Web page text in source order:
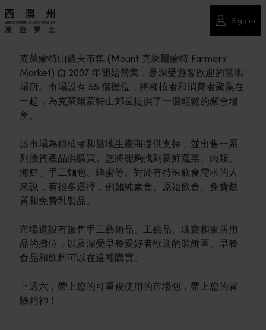
Sign in
克萊蒙特山農夫市集 (Mount 克萊爾蒙特 Farmers'
Market) 自 2007 年開始營業，是深受遊客歡迎的當地
場所。市場設有 55 個攤位，將種植者和消費者聚集在
一起，為克萊爾蒙特山郊區提供了一個輕鬆的聚會場
所。
該市場為種植者和當地生產商提供支持，並出售一系
列優質產品供購買。您將能夠找到新鮮蔬菜、肉類、
海鮮、手工麵包、蜂蜜等。對於有特殊飲食需求的人
來說，有很多選擇，例如純素食、原始飲食、免費麩
質和免費乳製品。
市場還設有販售手工藝術品、工藝品、珠寶和家居用
品的攤位，以及深受早餐愛好者歡迎的裝飾區。早餐
食品和飲料可以在這裡購買。
下週六，帶上您的可重複使用的市場包，帶上您的冒
險精神！